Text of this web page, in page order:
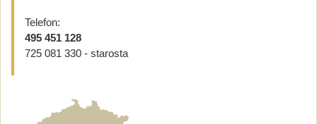
Telefon:
495 451 128
725 081 330 - starosta